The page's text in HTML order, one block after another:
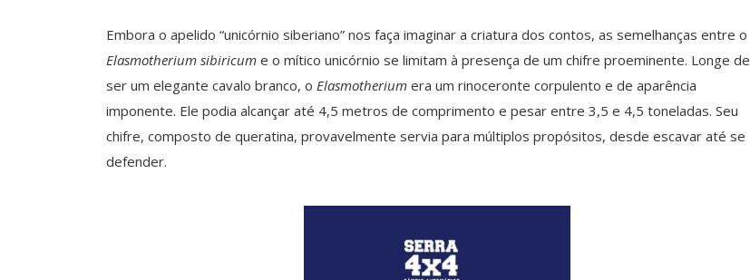
Embora o apelido “unicórnio siberiano” nos faça imaginar a criatura dos contos, as semelhanças entre o
Elasmotherium sibiricum e o mítico unicórnio se limitam à presença de um chifre proeminente. Longe de
ser um elegante cavalo branco, o Elasmotherium era um rinoceronte corpulento e de aparência
imponente. Ele podia alcançar até 4,5 metros de comprimento e pesar entre 3,5 e 4,5 toneladas. Seu
chifre, composto de queratina, provavelmente servia para múltiplos propósitos, desde escavar até se
defender.